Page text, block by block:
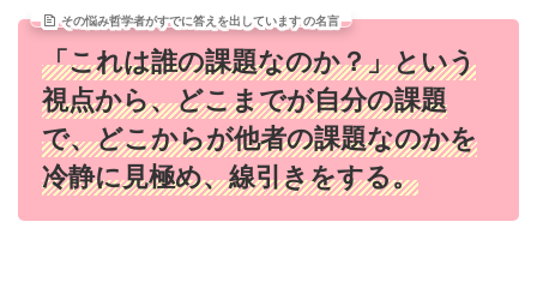
その悩み哲学者がすでに答えを出しています の名言
「これは誰の課題なのか？」という
視点から、どこまでが自分の課題
で、どこからが他者の課題なのかを
冷静に見極め、線引きをする。